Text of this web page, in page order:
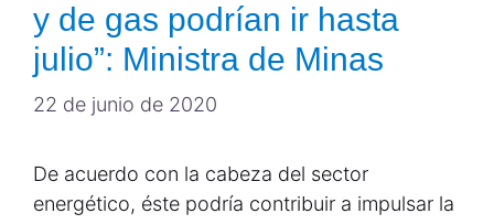
y de gas podrían ir hasta
julio”: Ministra de Minas
22 de junio de 2020
De acuerdo con la cabeza del sector
energético, éste podría contribuir a impulsar la